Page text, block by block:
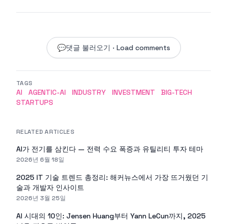
💬댓글 불러오기 · Load comments
TAGS
AI AGENTIC-AI INDUSTRY INVESTMENT
BIG-TECH
STARTUPS
RELATED ARTICLES
AI가 전기를 삼킨다 — 전력 수요 폭증과 유틸리티 투자 테마
2026년 6월 18일
2025 IT 기술 트렌드 총정리: 해커뉴스에서 가장 뜨거웠던 기
술과 개발자 인사이트
2026년 3월 25일
AI 시대의 10인: Jensen Huang부터 Yann LeCun까지, 2025